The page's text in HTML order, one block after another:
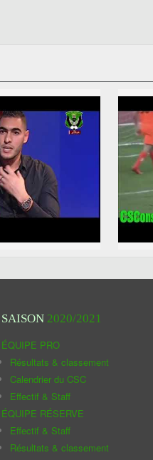
SAISON 2020/2021
ÉQUIPE PRO
Résultats & classement
Calendrier du CSC
Effectif & Staff
ÉQUIPE RÉSERVE
Effectif & Staff
Résultats & classement